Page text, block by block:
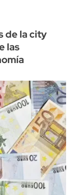
de la city
las